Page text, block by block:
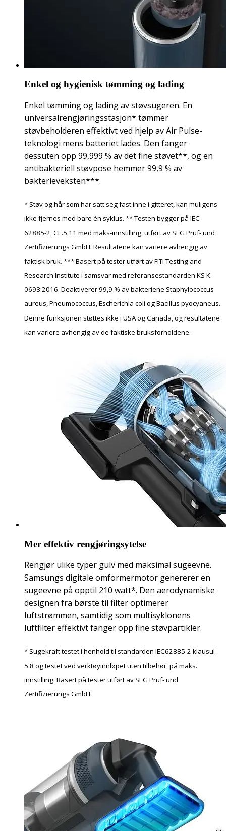
Enkel og hygienisk tømming og lading
Enkel tømming og lading av støvsugeren. En
universalrengjøringsstasjon* tømmer
støvbeholderen effektivt ved hjelp av Air Pulse-
teknologi mens batteriet lades. Den fanger
dessuten opp 99,999 % av det fine støvet**, og en
antibakteriell støvpose hemmer 99,9 % av
bakterieveksten***.
* Støv og hår som har satt seg fast inne i gitteret, kan muligens
ikke fjernes med bare én syklus. ** Testen bygger på IEC
62885-2, CL.5.11 med maks-innstilling, utført av SLG Prüf- und
Zertifizierungs GmbH. Resultatene kan variere avhengig av
faktisk bruk. *** Basert på tester utført av FITI Testing and
Research Institute i samsvar med referansestandarden KS K
0693:2016. Deaktiverer 99,9 % av bakteriene Staphylococcus
aureus, Pneumococcus, Escherichia coli og Bacillus pyocyaneus.
Denne funksjonen støttes ikke i USA og Canada, og resultatene
kan variere avhengig av de faktiske bruksforholdene.
Mer effektiv rengjøringsytelse
Rengjør ulike typer gulv med maksimal sugeevne.
Samsungs digitale omformermotor genererer en
sugeevne på opptil 210 watt*. Den aerodynamiske
designen fra børste til filter optimerer
luftstrømmen, samtidig som multisyklonens
luftfilter effektivt fanger opp fine støvpartikler.
* Sugekraft testet i henhold til standarden IEC62885-2 klausul
5.8 og testet ved verktøyinnløpet uten tilbehør, på maks.
innstilling. Basert på tester utført av SLG Prüf- und
Zertifizierungs GmbH.